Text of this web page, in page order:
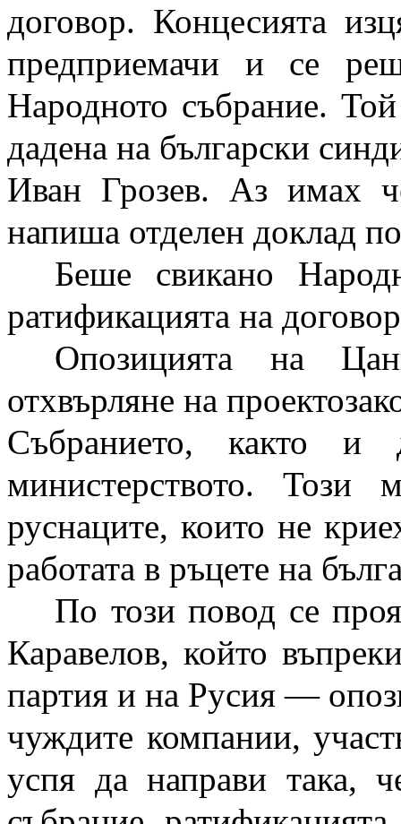
договор. Концесията
предприемачи и се
Народното събрание.
дадена на български
Иван Грозев. Аз имах
напиша отделен доклад
Беше свикано
ратификацията на
Опозицията на
отхвърляне на
Събранието, както и
министерството. Този
руснаците, които не
работата в ръцете на
По този повод се
Каравелов, който
партия и на Русия —
чуждите компании,
успя да направи така,